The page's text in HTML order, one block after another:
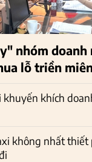
nhóm doanh
lỗ triền
khuyến khích
không nhất thiết